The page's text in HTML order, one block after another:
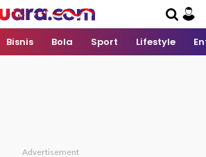
Bisnis Bola Sport Lifestyle